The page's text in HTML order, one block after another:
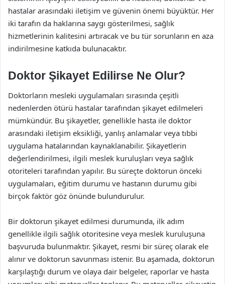
hastalar arasındaki iletişim ve güvenin önemi büyüktür. Her
iki tarafın da haklarına saygı gösterilmesi, sağlık
hizmetlerinin kalitesini artıracak ve bu tür sorunların en aza
indirilmesine katkıda bulunacaktır.
Doktor Şikayet Edilirse Ne Olur?
Doktorların mesleki uygulamaları sırasında çeşitli
nedenlerden ötürü hastalar tarafından şikayet edilmeleri
mümkündür. Bu şikayetler, genellikle hasta ile doktor
arasındaki iletişim eksikliği, yanlış anlamalar veya tıbbi
uygulama hatalarından kaynaklanabilir. Şikayetlerin
değerlendirilmesi, ilgili meslek kuruluşları veya sağlık
otoriteleri tarafından yapılır. Bu süreçte doktorun önceki
uygulamaları, eğitim durumu ve hastanın durumu gibi
birçok faktör göz önünde bulundurulur.
Bir doktorun şikayet edilmesi durumunda, ilk adım
genellikle ilgili sağlık otoritesine veya meslek kuruluşuna
başvuruda bulunmaktır. Şikayet, resmi bir süreç olarak ele
alınır ve doktorun savunması istenir. Bu aşamada, doktorun
karşılaştığı durum ve olaya dair belgeler, raporlar ve hasta